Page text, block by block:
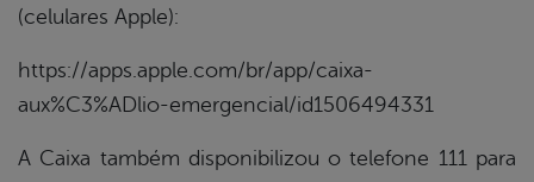
(celulares Apple):
https://apps.apple.com/br/app/caixa-
aux%C3%ADlio-emergencial/id1506494331
A Caixa também disponibilizou o telefone 111 para